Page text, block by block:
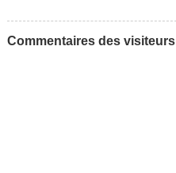
Commentaires des visiteurs